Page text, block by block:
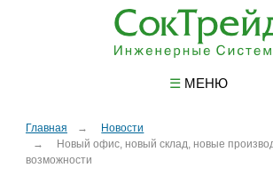
☰МЕНЮ
Главная
Новости
Новый офис, новый склад, новые
возможности